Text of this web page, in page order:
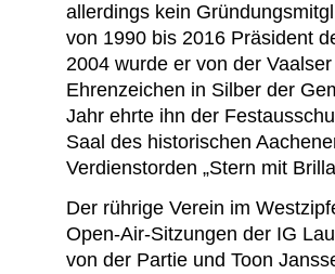
allerdings kein
von 1990 bis 2016 Präsident
2004 wurde er von der
Ehrenzeichen in Silber der
Jahr ehrte ihn der
Saal des historischen
Verdienstorden „Stern mit
Der rührige Verein im
Open-Air-Sitzungen der IG
von der Partie und Toon